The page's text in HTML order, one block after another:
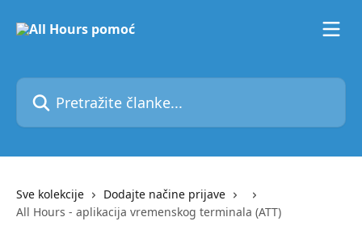
Pretražite članke...
Sve kolekcije
Dodajte načine prijave
All Hours - aplikacija vremenskog terminala (ATT)